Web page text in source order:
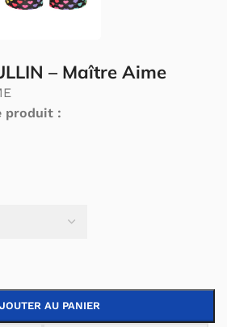
– Maître Aime
produit :
AU PANIER